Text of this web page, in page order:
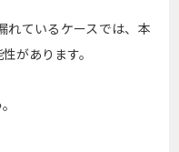
れているケースでは、本
があります。